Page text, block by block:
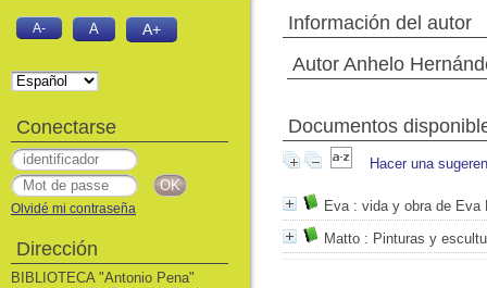
Información del autor
Autor Anhelo
Documentos
Hacer una
Eva: vida y obra de Eva
Matto : Pinturas y
A- A A+
Conectarse
Olvidé mi contraseña
Dirección
BIBLIOTECA "Antonio Pena"